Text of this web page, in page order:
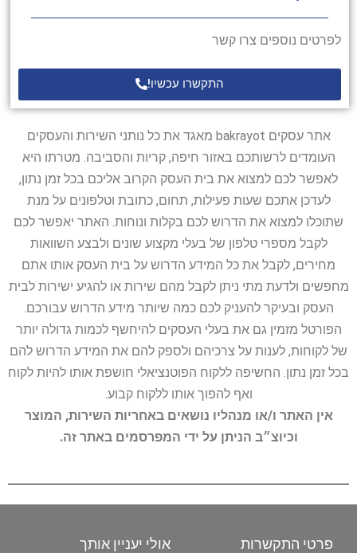
לפרטים נוספים צרו קשר
התקשרו עכשיו!
אתר עסקים bakrayot מאגד את כל נותני השירות והעסקים
העומדים לרשותכם באזור חיפה, קריות והסביבה. מטרתו היא
לאפשר לכם למצוא את בית העסק הקרוב אליכם בכל זמן נתון,
לעדכן אתכם שעות פעילות, תחום, כתובת וטלפונים על מנת
שתוכלו למצוא את הדרוש לכם בקלות ונוחות. האתר יאפשר לכם
לקבל מספרי טלפון של בעלי מקצוע שונים ולבצע השוואות
מחירים, לקבל את כל המידע הדרוש על בית העסק אותו אתם
מחפשים ולדעת מתי ניתן לקבל מהם שירות או להגיע ישירות לבית
העסק ובעיקר להעניק לכם כמה שיותר מידע הדרוש עבורכם.
הפורטל מזמין גם את בעלי העסקים להיחשף לכמות גדולה יותר
של לקוחות, לענות על צרכיהם ולספק להם את המידע הדרוש להם
בכל זמן נתון. החשיפה ללקוח הפוטנציאלי חושפת אותו להיות לקוח
ואף להפוך אותו ללקוח קבוע.
אין האתר ו/או מנהליו נושאים באחריות השירות, המוצר
וכיוצ״ב הניתן על ידי המפרסמים באתר זה.
פרטי התקשרות אולי יעניין אותך